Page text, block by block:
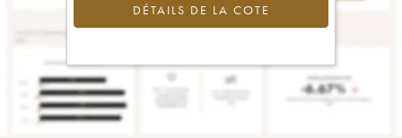
DÉTAILS DE LA COTE